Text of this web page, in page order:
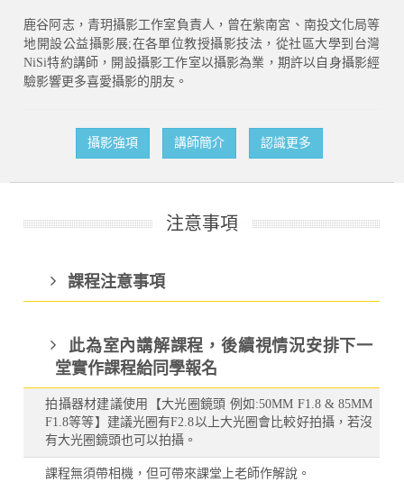
鹿谷阿志，青玥攝影工作室負責人，曾在紫南宮、南投文化局等
地開設公益攝影展;在各單位教授攝影技法，從社區大學到台灣
NiSi特約講師，開設攝影工作室以攝影為業，期許以自身攝影經
驗影響更多喜愛攝影的朋友。
攝影強項 講師簡介 認識更多
注意事項
課程注意事項
此為室內講解課程，後續視情況安排下一
堂實作課程給同學報名
拍攝器材建議使用【大光圈鏡頭 例如:50MM F1.8 & 85MM
F1.8等等】建議光圈有F2.8以上大光圈會比較好拍攝，若沒
有大光圈鏡頭也可以拍攝。
課程無須帶相機，但可帶來課堂上老師作解說。